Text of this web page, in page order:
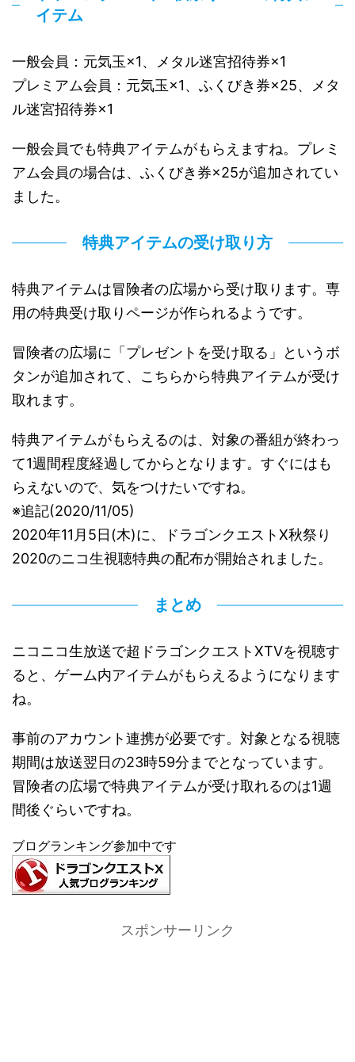
イテム
一般会員：元気玉×1、メタル迷宮招待券×1
プレミアム会員：元気玉×1、ふくびき券×25、メタ
ル迷宮招待券×1
一般会員でも特典アイテムがもらえますね。プレミ
アム会員の場合は、ふくびき券×25が追加されてい
ました。
特典アイテムの受け取り方
特典アイテムは冒険者の広場から受け取ります。専
用の特典受け取りページが作られるようです。
冒険者の広場に「プレゼントを受け取る」というボ
タンが追加されて、こちらから特典アイテムが受け
取れます。
特典アイテムがもらえるのは、対象の番組が終わっ
て1週間程度経過してからとなります。すぐにはも
らえないので、気をつけたいですね。
※追記(2020/11/05)
2020年11月5日(木)に、ドラゴンクエストX秋祭り
2020のニコ生視聴特典の配布が開始されました。
まとめ
ニコニコ生放送で超ドラゴンクエストXTVを視聴す
ると、ゲーム内アイテムがもらえるようになります
ね。
事前のアカウント連携が必要です。対象となる視聴
期間は放送翌日の23時59分までとなっています。
冒険者の広場で特典アイテムが受け取れるのは1週
間後ぐらいですね。
ブログランキング参加中です
スポンサーリンク